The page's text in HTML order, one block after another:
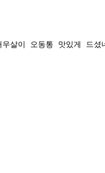
우살이 오동통 맛있게 드